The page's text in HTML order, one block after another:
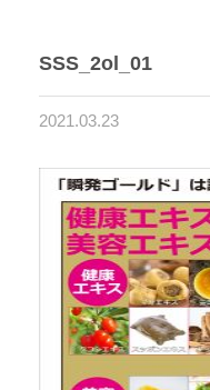
SSS_2ol_01
2021.03.23